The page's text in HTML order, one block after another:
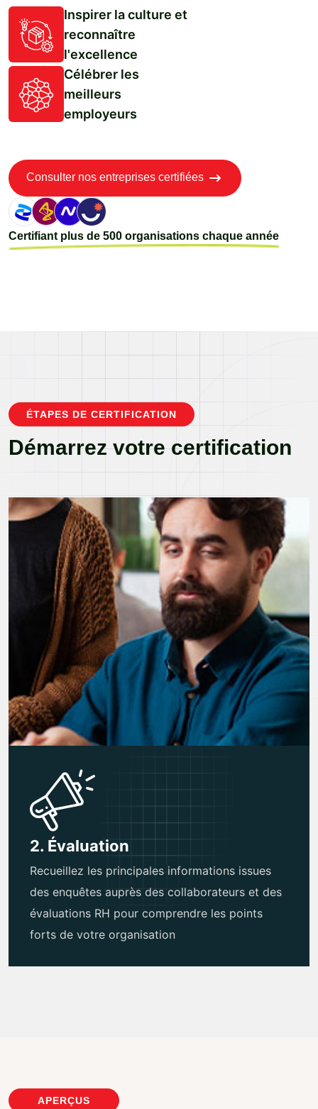
Inspirer la culture et
reconnaître
l'excellence
Célébrer les
meilleurs
employeurs
Consulter nos entreprises certifiées
Certifiant plus de 500 organisations chaque année
ÉTAPES DE CERTIFICATION
Démarrez votre certification
2. Évaluation
Recueillez les principales informations issues
des enquêtes auprès des collaborateurs et des
évaluations RH pour comprendre les points
forts de votre organisation
APERÇUS